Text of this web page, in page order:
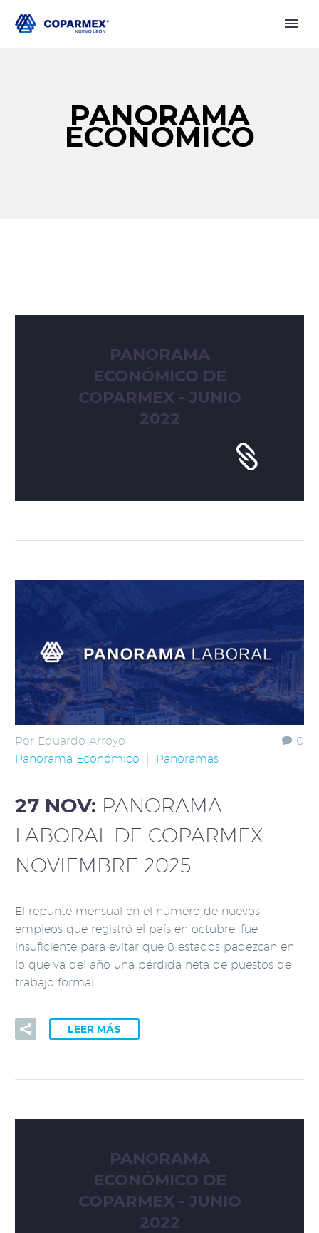
PANORAMA
ECONÓMICO
PANORAMA
ECONÓMICO DE
COPARMEX - JUNIO
2022
0
Por Eduardo Arroyo
Panorama Económico
Panoramas
27 NOV: PANORAMA
LABORAL DE COPARMEX –
NOVIEMBRE 2025
El repunte mensual en el número de nuevos
empleos que registró el país en octubre, fue
insuficiente para evitar que 8 estados padezcan en
lo que va del año una pérdida neta de puestos de
trabajo formal.
LEER MÁS
PANORAMA
ECONÓMICO DE
COPARMEX - JUNIO
2022